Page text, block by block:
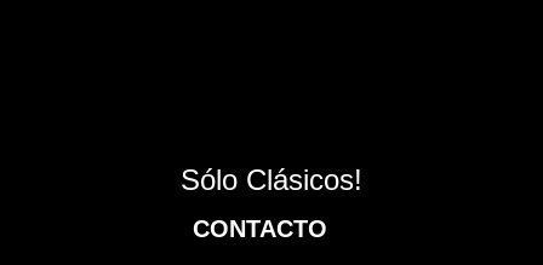
Sólo Clásicos!
CONTACTO